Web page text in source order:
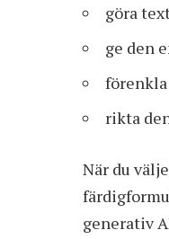
göra
ge den
förenkla
rikta
När du
generativ